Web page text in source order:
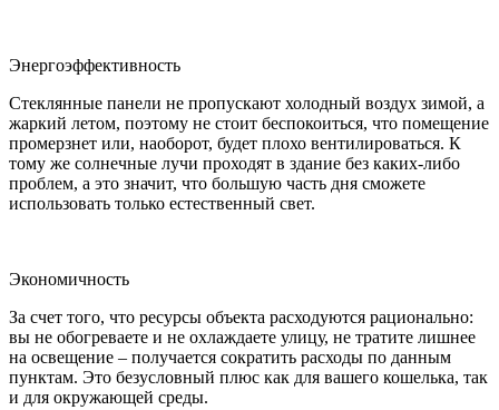
Энергоэффективность
Стеклянные панели не пропускают холодный воздух зимой, а
жаркий летом, поэтому не стоит беспокоиться, что помещение
промерзнет или, наоборот, будет плохо вентилироваться. К
тому же солнечные лучи проходят в здание без каких-либо
проблем, а это значит, что большую часть дня сможете
использовать только естественный свет.
Экономичность
За счет того, что ресурсы объекта расходуются рационально:
вы не обогреваете и не охлаждаете улицу, не тратите лишнее
на освещение – получается сократить расходы по данным
пунктам. Это безусловный плюс как для вашего кошелька, так
и для окружающей среды.